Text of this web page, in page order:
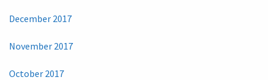
December 2017
November 2017
October 2017